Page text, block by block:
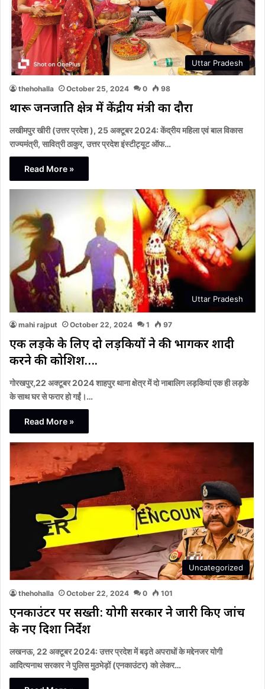
Uttar Pradesh
thehohalla October 25, 2024 0 98
थारू जनजाति क्षेत्र में केंद्रीय मंत्री का दौरा
लखीमपुर खीरी (उत्तर प्रदेश ), 25 अक्टूबर 2024: केंद्रीय महिला एवं बाल विकास
राज्यमंत्री, सावित्री ठाकुर, उत्तर प्रदेश इंस्टीट्यूट ऑफ…
Read More »
Uttar Pradesh
mahi rajput October 22, 2024 1 97
एक लड़के के लिए दो लड़कियों ने की भागकर शादी
करने की कोशिश….
गोरखपुर,22 अक्टूबर 2024 शाहपुर थाना क्षेत्र में दो नाबालिग लड़कियां एक ही लड़के
के साथ घर से फरार हो गईं।…
Read More »
Uncategorized
thehohalla October 22, 2024 0 101
एनकाउंटर पर सख्ती: योगी सरकार ने जारी किए जांच
के नए दिशा निर्देश
लखनऊ, 22 अक्टूबर 2024: उत्तर प्रदेश में बढ़ते अपराधों के मद्देनजर योगी
आदित्यनाथ सरकार ने पुलिस मुठभेड़ों (एनकाउंटर) को लेकर…